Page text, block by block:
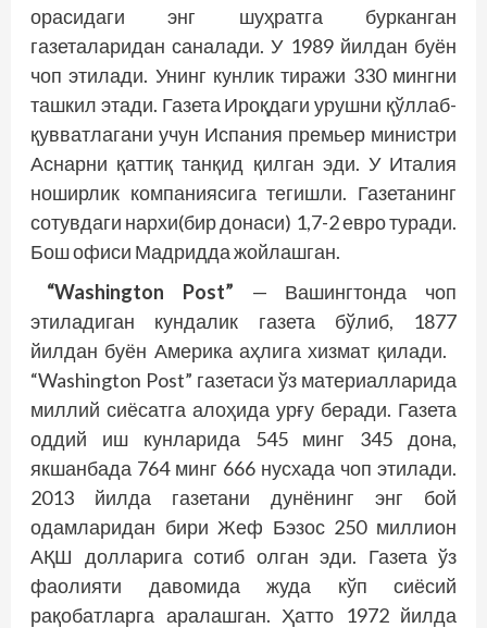
орасидаги энг шуҳратга бурканган
газеталаридан саналади. У 1989 йилдан буён
чоп этилади. Унинг кунлик тиражи 330 мингни
ташкил этади. Газета Ироқдаги урушни қўллаб-
қувватлагани учун Испания премьер министри
Аснарни қаттиқ танқид қилган эди. У Италия
ноширлик компаниясига тегишли. Газетанинг
сотувдаги нархи(бир донаси) 1,7-2 евро туради.
Бош офиси Мадридда жойлашган.
“Washington Post” — Вашингтонда чоп
этиладиган кундалик газета бўлиб, 1877
йилдан буён Америка аҳлига хизмат қилади.
“Washington Post” газетаси ўз материалларида
миллий сиёсатга алоҳида урғу беради. Газета
оддий иш кунларида 545 минг 345 дона,
якшанбада 764 минг 666 нусхада чоп этилади.
2013 йилда газетани дунёнинг энг бой
одамларидан бири Жеф Бэзос 250 миллион
АҚШ долларига сотиб олган эди. Газета ўз
фаолияти давомида жуда кўп сиёсий
рақобатларга аралашган. Ҳатто 1972 йилда